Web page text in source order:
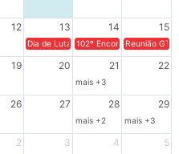
12 13 14 15
Dia de Luta em Defesa de Cuba e da
102º Encontro da
Reunião
19 20 21 22
mais +3
26 27 28 29
mais +2 mais +3
2 3 4 5